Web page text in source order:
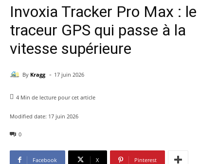
Invoxia Tracker Pro Max : le
traceur GPS qui passe à la
vitesse supérieure
By Kragg - 17 juin 2026
4 Min de lecture pour cet article
Modified date: 17 juin 2026
0
Facebook X Pinterest